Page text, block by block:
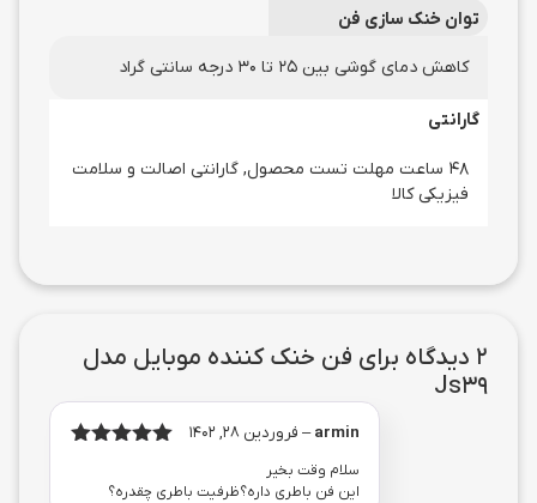
توان خنک سازی فن
کاهش دمای گوشی بین 25 تا 30 درجه سانتی گراد
گارانتی
48 ساعت مهلت تست محصول, گارانتی اصالت و سلامت
فیزیکی کالا
2 دیدگاه برای
فن خنک کننده موبایل مدل
Js39
armin
– فروردین 28, 1402
سلام وقت بخیر
این فن باطری داره؟ظرفیت باطری چقدره؟